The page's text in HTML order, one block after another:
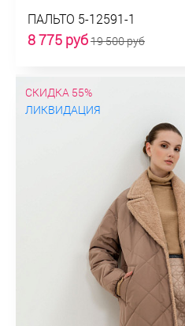
ПАЛЬТО 5-12591-1
8 775 руб19 500 руб
СКИДКА 55%
ЛИКВИДАЦИЯ